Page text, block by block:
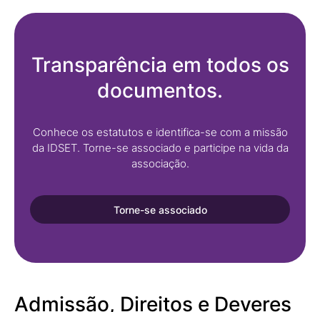
Transparência em todos os
documentos.
Conhece os estatutos e identifica-se com a missão
da IDSET. Torne-se associado e participe na vida da
associação.
Torne-se associado
Admissão, Direitos e Deveres